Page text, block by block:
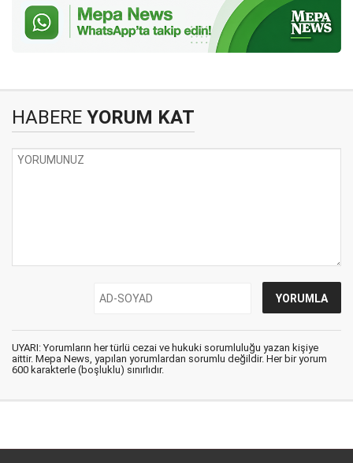
HABERE YORUM KAT
UYARI: Yorumların her türlü cezai ve hukuki sorumluluğu yazan kişiye
aittir. Mepa News, yapılan yorumlardan sorumlu değildir. Her bir yorum
600 karakterle (boşluklu) sınırlıdır.